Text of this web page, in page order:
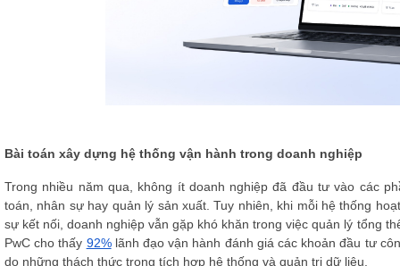
Bài toán xây dựng hệ thống vận hành trong doanh nghiệp
Trong nhiều năm qua, không ít doanh nghiệp đã đầu tư vào các
toán, nhân sự hay quản lý sản xuất. Tuy nhiên, khi mỗi hệ thống
sự kết nối, doanh nghiệp vẫn gặp khó khăn trong việc quản lý tổng
PwC cho thấy 92%lãnh đạo vận hành đánh giá các khoản đầu tư
do những thách thức trong tích hợp hệ thống và quản trị dữ liệu.